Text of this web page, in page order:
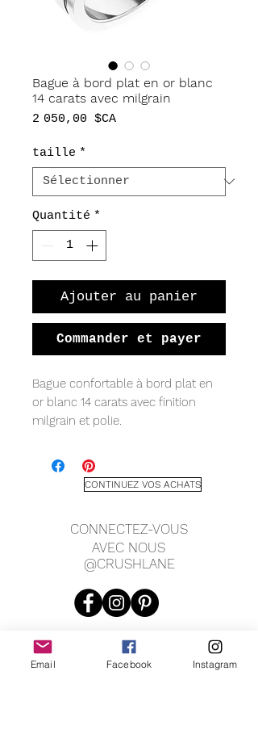
Bague à bord plat en or blanc
14 carats avec milgrain
2 050,00 $CAPrix
taille *
Quantité *
Ajouter au panier
Commander et payer
Bague confortable à bord plat en
or blanc 14 carats avec finition
milgrain et polie.
6 mm
CONTINUEZ VOS ACHATS
CONNECTEZ-VOUS
AVEC NOUS
@CRUSHLANE
Email Facebook Instagram